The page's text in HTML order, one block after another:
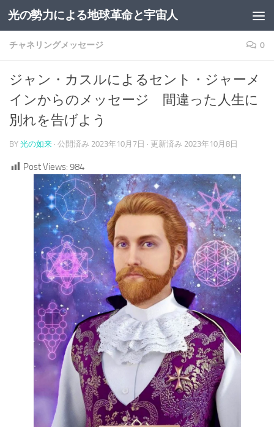
コンテンツへスキップ
光の勢力による地球革命と宇宙人
チャネリングメッセージ 0
ジャン・カスルによるセント・ジャーメ
インからのメッセージ 間違った人生に
別れを告げよう
BY 光の如来 · 公開済み 2023年10月7日 · 更新済み 2023年10月8日
Post Views: 984